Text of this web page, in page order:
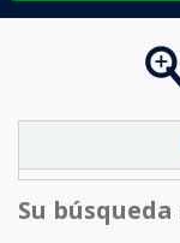
Su